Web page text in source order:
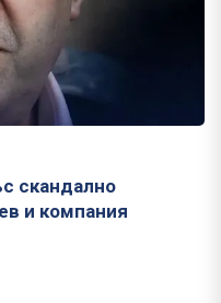
скандално
и компания